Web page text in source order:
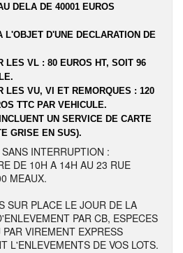
DELA DE 40001 EUROS
L'OBJET D'UNE DECLARATION DE
LES VL : 80 EUROS HT, SOIT 96
LES VU, VI ET REMORQUES : 120
TTC PAR VEHICULE.
UN SERVICE DE CARTE
GRISE EN SUS).
INTERRUPTION :
DE 10H A 14H AU 23 RUE
MEAUX.
SUR PLACE LE JOUR DE LA
PAR CB, ESPECES
VIREMENT EXPRESS
L'ENLEVEMENTS DE VOS LOTS.